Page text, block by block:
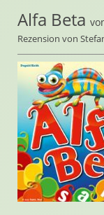
Alfa Beta
Rezension von